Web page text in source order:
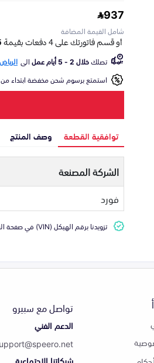
937
شامل القيمة المضافة
تصلكخلال 2 - 5 أيام عمل الى الرياض
استمتع برسوم شحن مخفضة ابتداء من
توافقية القطعة وصف المنتج
الشركة المصنعة
فورد
تزويدنا برقم الهيكل (VIN) في صفحة السلة يضمن التطابق التام للقطعة مع سيارتك
تواصل مع سبيرو
الدعم الفني